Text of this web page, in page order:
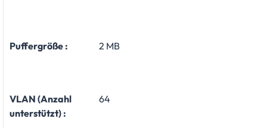
Puffergröße : 2 MB
VLAN (Anzahl
unterstützt) :
64